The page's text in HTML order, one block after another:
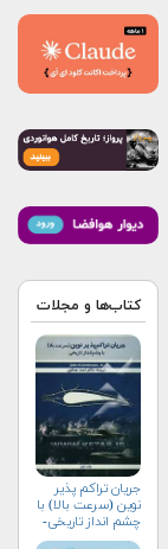
کتاب‌ها و مجلات
جریان تراکم پذیر
نوین (سرعت بالا) با
چشم انداز تاریخی-
جلد اول